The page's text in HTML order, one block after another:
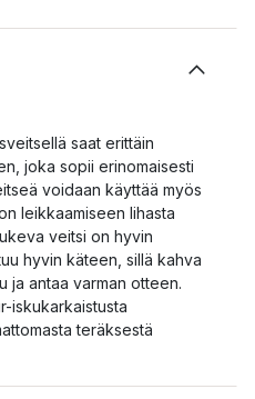
saat erittäin
joka sopii erinomaisesti
voidaan käyttää myös
leikkaamiseen lihasta
veitsi on hyvin
hyvin käteen, sillä kahva
ja antaa varman otteen.
iskukarkaistusta
teräksestä